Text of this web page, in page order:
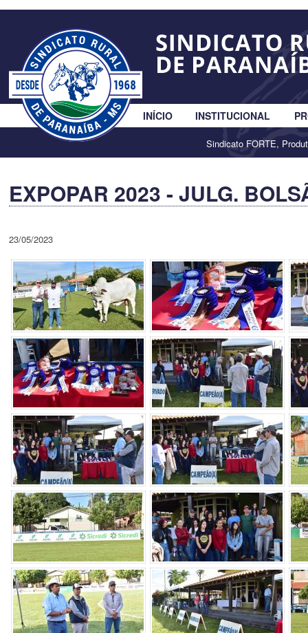
INÍCIO INSTITUCIONAL
Sindicato FORTE,
EXPOPAR 2023 - JULG.
23/05/2023